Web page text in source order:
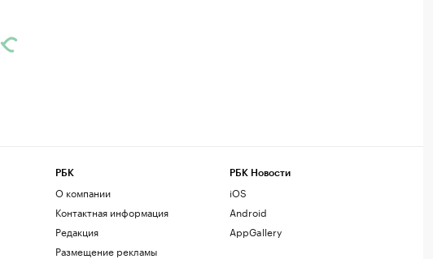
РБК
О компании
Контактная информация
Редакция
Размещение рекламы
РБК Новости
iOS
Android
AppGallery